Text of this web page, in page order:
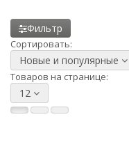
Фильтр
Сортировать:
Новые и популярные
Товаров на странице:
12